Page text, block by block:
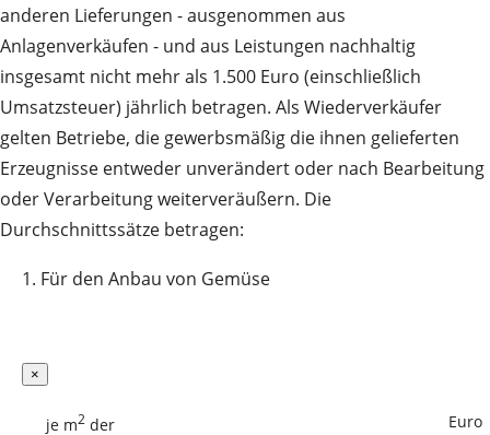
anderen Lieferungen - ausgenommen aus
Anlagenverkäufen - und aus Leistungen nachhaltig
insgesamt nicht mehr als 1.500 Euro (einschließlich
Umsatzsteuer) jährlich betragen. Als Wiederverkäufer
gelten Betriebe, die gewerbsmäßig die ihnen gelieferten
Erzeugnisse entweder unverändert oder nach Bearbeitung
oder Verarbeitung weiterveräußern. Die
Durchschnittssätze betragen:
1. Für den Anbau von Gemüse
×
je m2 der
Euro